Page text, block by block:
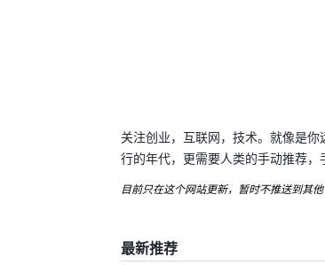
关注创业，互联网，技术。就像是
行的年代，更需要人类的手动推荐，
目前只在这个网站更新，暂时不推送到其
最新推荐